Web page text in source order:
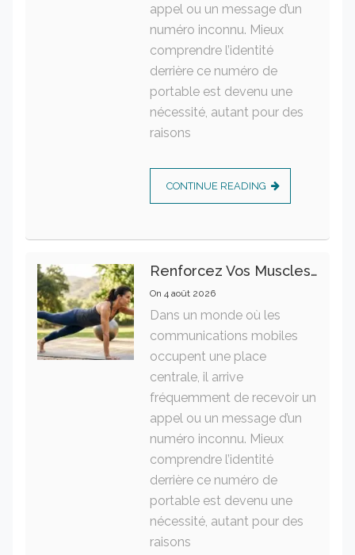
appel ou un message d’un
numéro inconnu. Mieux
comprendre l’identité
derrière ce numéro de
portable est devenu une
nécessité, autant pour des
raisons
CONTINUE READING
Renforcez Vos Muscles Profonds Pour Apaiser Votre Mal De Dos
On 4 août 2026
Dans un monde où les
communications mobiles
occupent une place
centrale, il arrive
fréquemment de recevoir un
appel ou un message d’un
numéro inconnu. Mieux
comprendre l’identité
derrière ce numéro de
portable est devenu une
nécessité, autant pour des
raisons